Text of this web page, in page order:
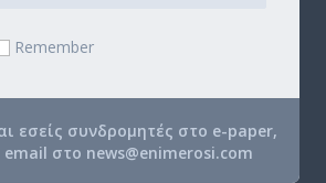
Remember
εσείς συνδρομητές στο e-paper,
email στο news@enimerosi.com